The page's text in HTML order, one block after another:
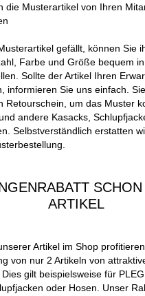
die Musterartikel von Ihren
gefällt, können Sie
Farbe und Größe bequem
Sollte der Artikel Ihren
informieren Sie uns einfach.
Retourschein, um das Muster
andere Kasacks,
Selbstverständlich erstatten
SCHON
ARTIKEL
Artikel im Shop
von nur 2 Artikeln von
gilt beispielsweise für
oder Hosen. Unser